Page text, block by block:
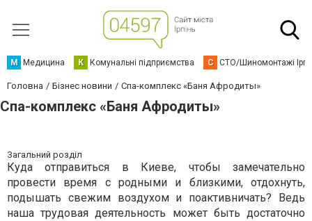
М Медицина К Комунальні підприємства С СТО/Шиномонтажі
Головна Бізнес новини Спа-комплекс «Баня Афродиты»
Спа-комплекс «Баня Афродиты»
Загальний розділ
Куда отправиться в Киеве, чтобы замечательно
провести время с родными и близкими, отдохнуть,
подышать свежим воздухом и поактивничать? Ведь
наша трудовая деятельность может быть достаточно